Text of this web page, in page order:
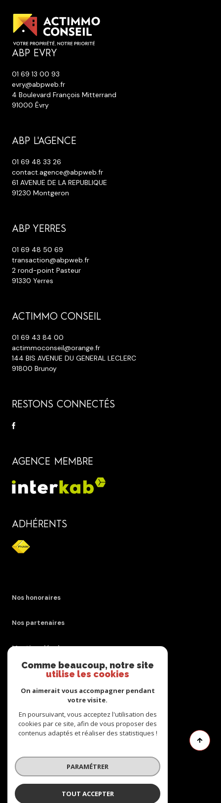
ABP EVRY
01 69 13 00 93
evry@abpweb.fr
4 Boulevard François Mitterrand
91000 Évry
ABP L'AGENCE
01 69 48 33 26
contact.agence@abpweb.fr
61 AVENUE DE LA REPUBLIQUE
91230 Montgeron
ABP YERRES
01 69 48 50 69
transaction@abpweb.fr
2 rond-point Pasteur
91330 Yerres
ACTIMMO CONSEIL
01 69 43 84 00
actimmoconseil@orange.fr
144 BIS AVENUE DU GENERAL LECLERC
91800 Brunoy
RESTONS CONNECTÉS
AGENCE MEMBRE
ADHÉRENTS
Nos honoraires
Nos partenaires
Mentions légales
Cookies
© 2026 | Tous droits réservés
Réalisé par
Comme beaucoup, notre site
utilise les cookies
On aimerait vous accompagner pendant
votre visite.
En poursuivant, vous acceptez l'utilisation des
cookies par ce site, afin de vous proposer des
contenus adaptés et réaliser des statistiques !
PARAMÉTRER
TOUT ACCEPTER